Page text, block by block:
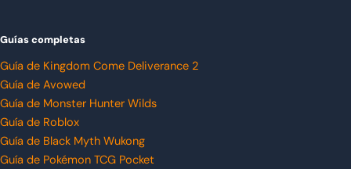
Guías completas
Guía de Kingdom Come Deliverance 2
Guía de Avowed
Guía de Monster Hunter Wilds
Guía de Roblox
Guía de Black Myth Wukong
Guía de Pokémon TCG Pocket